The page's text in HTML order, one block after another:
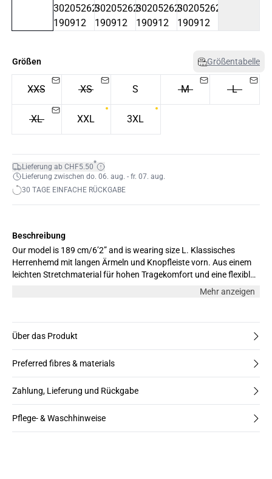
Größen Größentabelle
XXS XS S M L
XL XXL 3XL
Lieferung ab CHF5.50*
Lieferung zwischen do. 06. aug. - fr. 07. aug.
30 TAGE EINFACHE RÜCKGABE
Beschreibung
Our model is 189 cm/6’2” and is wearing size L. Klassisches
Herrenhemd mit langen Ärmeln und Knopfleiste vorn. Aus einem
leichten Stretchmaterial für hohen Tragekomfort und eine flexible
Passform gefertigt. Perfekt für jeden Anlass – festlich oderMehr anzeigen
Über das Produkt
Preferred fibres & materials
Zahlung, Lieferung und Rückgabe
Pflege- & Waschhinweise